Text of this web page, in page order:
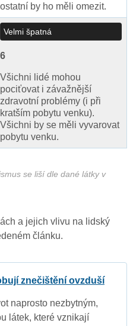
ostatní by ho měli omezit.
Velmi špatná
6
Všichni lidé mohou
pociťovat i závažnější
zdravotní problémy (i při
kratším pobytu venku).
Všichni by se měli vyvarovat
pobytu venku.
se liší dle dané látky v
a jejich vlivu na lidský
článku.
znečištění ovzduší
naprosto nezbytným,
látek, které vznikají